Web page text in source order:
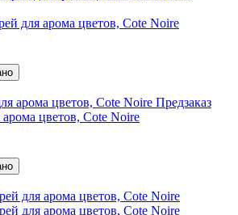
для арома цветов, Cote Noire
Предзаказ
цветов, Cote Noire